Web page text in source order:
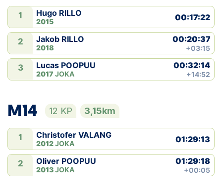
Ajalugu
Koolitused
OTSI
1 Hugo RILLO
2015 00:17:22
2 Jakob RILLO
2018
00:20:37
+03:15
3 Lucas POOPUU
2017 JOKA
00:32:14
+14:52
M14 12 KP 3,15km
1 Christofer VALANG
2012JOKA 01:29:13
2 Oliver POOPUU
2013JOKA
01:29:18
+00:05